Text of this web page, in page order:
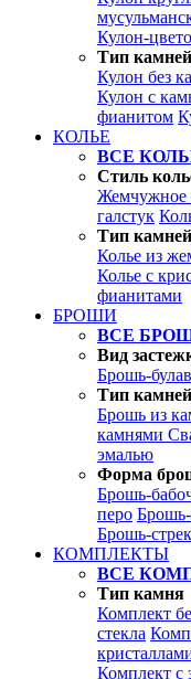
Кулон-
Тип камней
Кулон без
Кулон с
фианитом
КОЛЬЕ
ВСЕ
Стиль
Жемчужное
галстук
Тип камней
Колье из
Колье с
фианитами
БРОШИ
ВСЕ
Вид
Брошь-
Тип камней
Брошь из
камнями
эмалью
Форма
Брошь-
перо
Брошь-
КОМПЛЕКТЫ
ВСЕ
Тип камня
Комплект
стекла
Комплект с